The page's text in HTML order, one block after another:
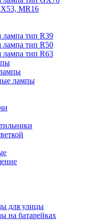
MR16
лампа тип R39
лампа тип R50
лампа тип R63
лампы
для улицы
на батарейках